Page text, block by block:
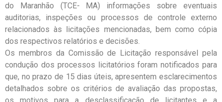
do Maranhão (TCE- MA) informações sobre eventuais
auditorias, inspeções ou processos de controle externo
relacionados às licitações mencionadas, bem como cópia
dos respectivos relatórios e decisões.
Os membros da Comissão de Licitação responsável pela
condução dos processos licitatórios foram notificados para
que, no prazo de 15 dias úteis, apresentem esclarecimentos
detalhados sobre os critérios de avaliação das propostas,